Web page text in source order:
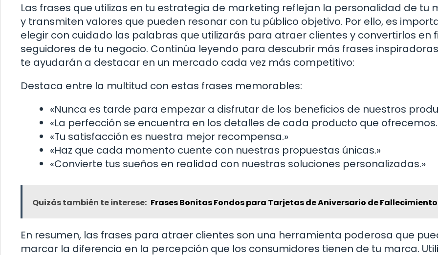
Las frases que utilizas en tu estrategia de marketing reflejan la personalidad de tu
y transmiten valores que pueden resonar con tu público objetivo. Por ello, es
elegir con cuidado las palabras que utilizarás para atraer clientes y convertirlos en
seguidores de tu negocio. Continúa leyendo para descubrir más frases
te ayudarán a destacar en un mercado cada vez más competitivo:
Destaca entre la multitud con estas frases memorables:
«Nunca es tarde para empezar a disfrutar de los beneficios de nuestros
«La perfección se encuentra en los detalles de cada producto que
«Tu satisfacción es nuestra mejor recompensa.»
«Haz que cada momento cuente con nuestras propuestas únicas.»
«Convierte tus sueños en realidad con nuestras soluciones personalizadas.»
Quizás también te interese: Frases Bonitas Fondos para Tarjetas de Aniversario de Fallecimiento
En resumen, las frases para atraer clientes son una herramienta poderosa que
marcar la diferencia en la percepción que los consumidores tienen de tu marca.